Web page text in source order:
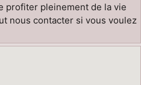
profiter pleinement de la vie
nous contacter si vous voulez